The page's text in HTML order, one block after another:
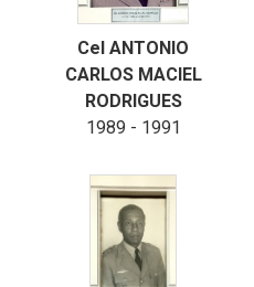
Cel ANTONIO
CARLOS MACIEL
RODRIGUES
1989 - 1991